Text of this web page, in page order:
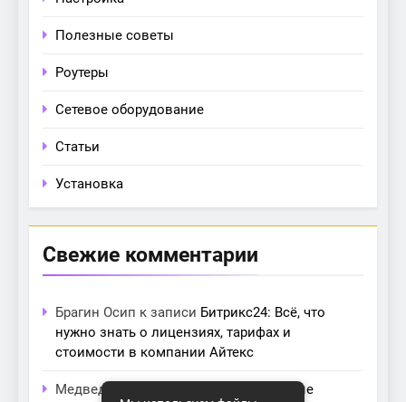
Полезные советы
Роутеры
Сетевое оборудование
Статьи
Установка
Свежие комментарии
Брагин Осип к записи Битрикс24: Всё, что
нужно знать о лицензиях, тарифах и
стоимости в компании Айтекс
Медведева Амалия
Основные